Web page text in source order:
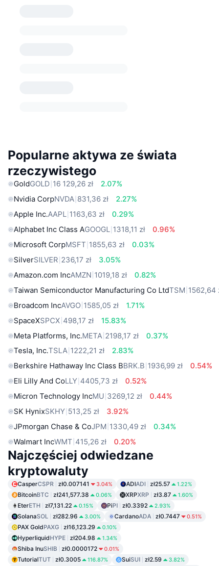
Popularne aktywa ze świata
rzeczywistego
GoldGOLD 16 129,26 zł
2.07%
Nvidia CorpNVDA 831,36 zł
2.27%
Apple Inc.AAPL 1163,63 zł
0.29%
Alphabet Inc Class AGOOGL 1318,11 zł
0.96%
Microsoft CorpMSFT 1855,63 zł
0.03%
SilverSILVER 236,17 zł
3.05%
Amazon.com IncAMZN 1019,18 zł
0.82%
Taiwan Semiconductor Manufacturing Co LtdTSM 1562,64
Broadcom IncAVGO 1585,05 zł
1.71%
SpaceXSPCX 498,17 zł
15.83%
Meta Platforms, Inc.META 2198,17 zł
0.37%
Tesla, Inc.TSLA 1222,21 zł
2.83%
Berkshire Hathaway Inc Class BBRK.B 1936,99 zł
0.54%
Eli Lilly And CoLLY 4405,73 zł
0.52%
Micron Technology IncMU 3269,12 zł
0.44%
SK HynixSKHY 513,25 zł
3.92%
JPmorgan Chase & CoJPM 1330,49 zł
0.34%
Walmart IncWMT 415,26 zł 0.20%
Najczęściej odwiedzane
kryptowaluty
CasperCSPR zł0.007141 3.04% ADIADI zł25.57 1.22%
BitcoinBTC zł241,577.38 0.06% XRPXRP zł3.87 1.60%
EterETH zł7,131.22 0.15% PiPI zł0.3392 2.93%
SolanaSOL zł282.96 3.00% CardanoADA zł0.7447 0.51%
PAX GoldPAXG zł16,123.29 0.10%
HyperliquidHYPE zł204.98 1.34%
Shiba InuSHIB zł0.0000172 0.01%
TutorialTUT zł0.3005 116.87% SuiSUI zł2.59 3.82%